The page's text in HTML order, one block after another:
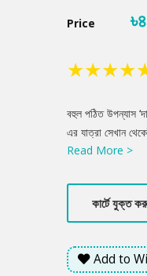
Price
★★★★
Product
Summery
বহুল পঠিত উপন্যাস
এর যাত্রা সেখান
দ্বীপ তথা
কিংবা জীবনের অমোঘ
সঙ্গী হয়ে ওঠে!
পেয়েছে।
Read More >
কার্টে যুক্ত
Add to